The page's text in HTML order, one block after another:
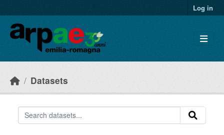
Log in
Datasets